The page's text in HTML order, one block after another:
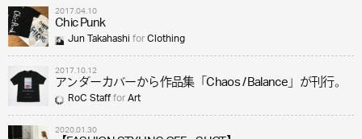
2017.04.10
Chic Punk
Jun TakahashiforClothing
2017.10.12
アンダーカバーから作品集「Chaos / Balance」が刊行。
RoC StaffforArt
2020.01.30